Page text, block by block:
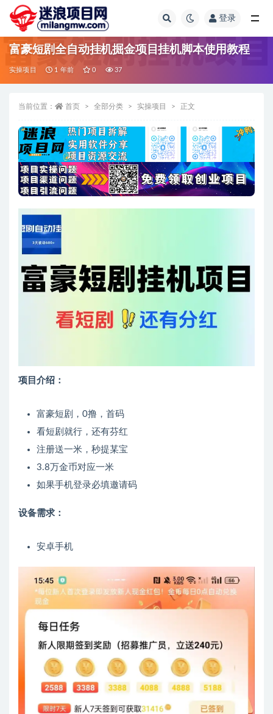
登录
富豪短剧全自动挂机掘金项目挂机脚本使用教程
实操项目 1 年前 0 37
当前位置： 首页 全部分类 实操项目 正文
项目介绍：
富豪短剧，0撸，首码
看短剧就行，还有芬红
注册送一米，秒提某宝
3.8万金币对应一米
如果手机登录必填邀请码
设备需求：
安卓手机
全部